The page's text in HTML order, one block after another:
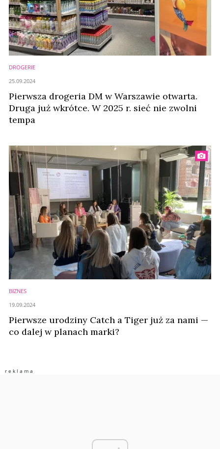
DROGERIE
Pierwsza drogeria DM w Warszawie otwarta.
Druga już wkrótce. W 2025 r. sieć nie zwolni
tempa
25.09.2024
BIZNES
Pierwsze urodziny Catch a Tiger już za nami —
co dalej w planach marki?
19.09.2024